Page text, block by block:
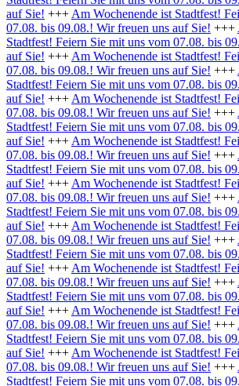
auf Sie! +++ Am Wochenende ist Stadtfest!
07.08. bis 09.08.! Wir freuen uns auf Sie! +++
Stadtfest! Feiern Sie mit uns vom 07.08. bis
auf Sie! +++ Am Wochenende ist Stadtfest!
07.08. bis 09.08.! Wir freuen uns auf Sie! +++
Stadtfest! Feiern Sie mit uns vom 07.08. bis
auf Sie! +++ Am Wochenende ist Stadtfest!
07.08. bis 09.08.! Wir freuen uns auf Sie! +++
Stadtfest! Feiern Sie mit uns vom 07.08. bis
auf Sie! +++ Am Wochenende ist Stadtfest!
07.08. bis 09.08.! Wir freuen uns auf Sie! +++
Stadtfest! Feiern Sie mit uns vom 07.08. bis
auf Sie! +++ Am Wochenende ist Stadtfest!
07.08. bis 09.08.! Wir freuen uns auf Sie! +++
Stadtfest! Feiern Sie mit uns vom 07.08. bis
auf Sie! +++ Am Wochenende ist Stadtfest!
07.08. bis 09.08.! Wir freuen uns auf Sie! +++
Stadtfest! Feiern Sie mit uns vom 07.08. bis
auf Sie! +++ Am Wochenende ist Stadtfest!
07.08. bis 09.08.! Wir freuen uns auf Sie! +++
Stadtfest! Feiern Sie mit uns vom 07.08. bis
auf Sie! +++ Am Wochenende ist Stadtfest!
07.08. bis 09.08.! Wir freuen uns auf Sie! +++
Stadtfest! Feiern Sie mit uns vom 07.08. bis
auf Sie! +++ Am Wochenende ist Stadtfest!
07.08. bis 09.08.! Wir freuen uns auf Sie! +++
Stadtfest! Feiern Sie mit uns vom 07.08. bis